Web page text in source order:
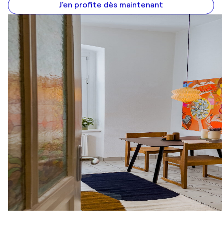
J'en profite dès maintenant